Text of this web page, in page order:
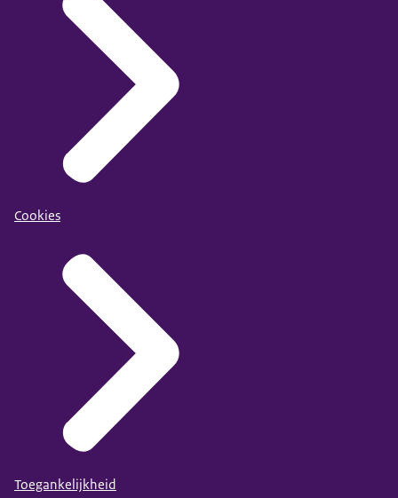
Cookies
Toegankelijkheid